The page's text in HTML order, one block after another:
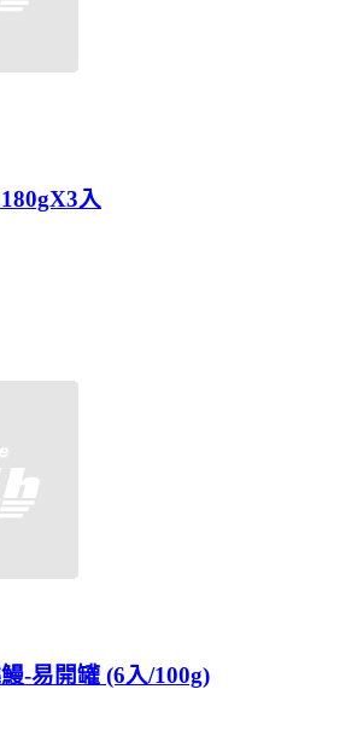
入
-易開罐 (6入/100g)